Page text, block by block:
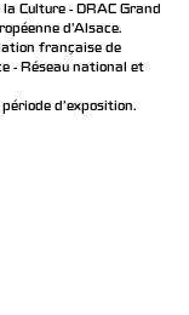
Culture - DRAC Grand
d’Alsace.
française de
- Réseau national et
d'exposition.